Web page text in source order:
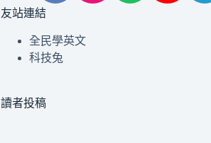
友站連結
全民學英文
科技兔
讀者投稿